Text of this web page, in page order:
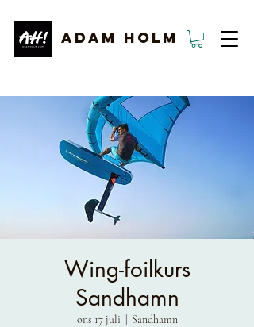
ADAM HOLM
Wing-foilkurs
Sandhamn
ons 17 juli Sandhamn